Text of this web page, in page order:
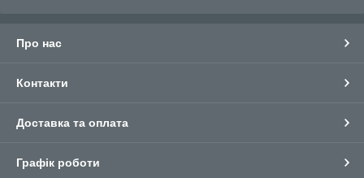
Про нас
Контакти
Доставка та оплата
Графік роботи